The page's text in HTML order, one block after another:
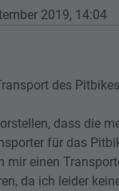
2019, 14:04
des
dass die
für das
mir einen
da ich leider